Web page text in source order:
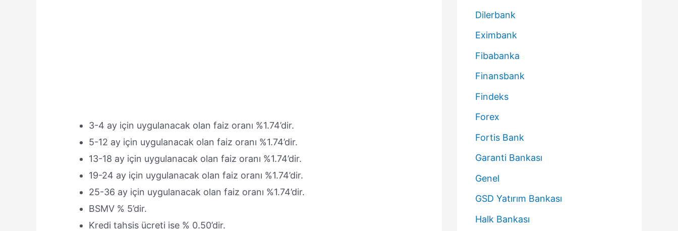
3-4 ay için uygulanacak olan faiz oranı %1.74’dir.
5-12 ay için uygulanacak olan faiz oranı %1.74’dir.
13-18 ay için uygulanacak olan faiz oranı %1.74’dir.
19-24 ay için uygulanacak olan faiz oranı %1.74’dir.
25-36 ay için uygulanacak olan faiz oranı %1.74’dir.
BSMV % 5’dir.
Kredi tahsis ücreti ise % 0.50’dir.
Dilerbank
Eximbank
Fibabanka
Finansbank
Findeks
Forex
Fortis Bank
Garanti Bankası
Genel
GSD Yatırım Bankası
Halk Bankası